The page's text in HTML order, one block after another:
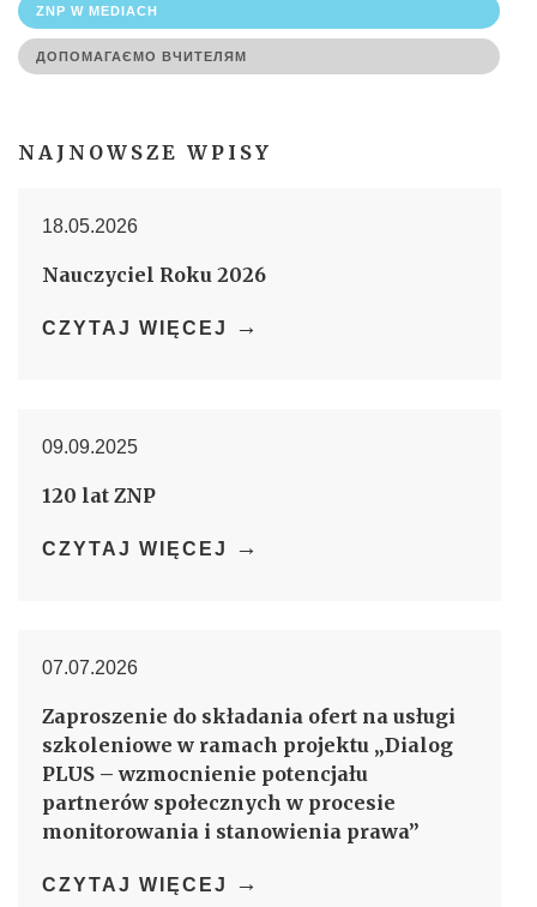
ZNP W MEDIACH
ДОПОМАГАЄМО ВЧИТЕЛЯМ
NAJNOWSZE WPISY
18.05.2026
Nauczyciel Roku 2026
CZYTAJ WIĘCEJ →
09.09.2025
120 lat ZNP
CZYTAJ WIĘCEJ →
07.07.2026
Zaproszenie do składania ofert na usługi
szkoleniowe w ramach projektu „Dialog
PLUS – wzmocnienie potencjału
partnerów społecznych w procesie
monitorowania i stanowienia prawa”
CZYTAJ WIĘCEJ →